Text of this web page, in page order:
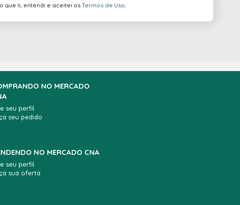
que li, entendi e aceitei osTermos de Uso
NO MERCADO
seu perfil
seu pedido
NO MERCADO CNA
seu perfil
sua oferta